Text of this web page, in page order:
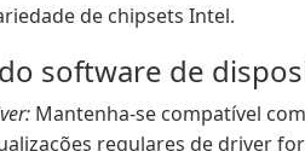
de chipsets Intel.
software de
Mantenha-se compatível
regulares de driver